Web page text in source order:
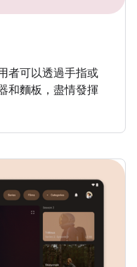
者可以透過手指或
和麵板，盡情發揮